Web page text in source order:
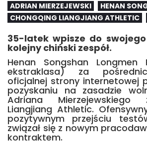
ADRIAN MIERZEJEWSKI
HENAN
CHONGQING LIANGJIANG ATHLETIC
35-latek wpisze do
kolejny chiński zespół.
Henan Songshan Longmen
ekstraklasa) za
oficjalnej strony internetowej
pozyskaniu na zasadzie
Adriana Mierzejewskiego
Liangjiang Athletic.
pozytywnym przejściu
związał się z nowym
kontraktem.